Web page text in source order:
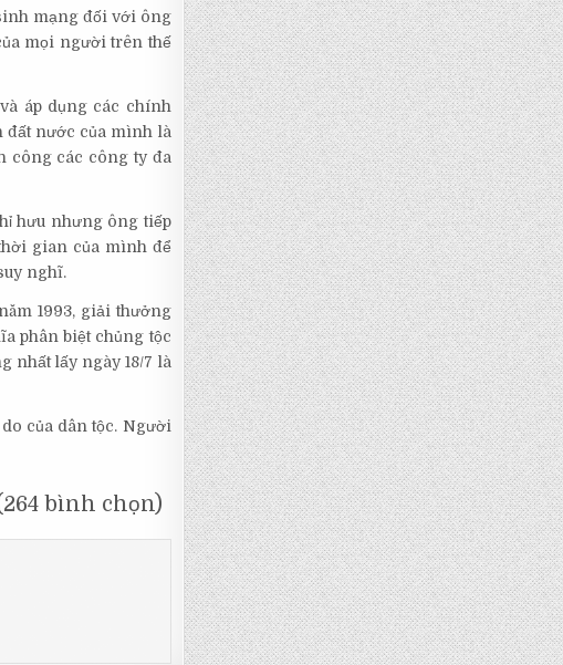
mạng đối với ông
mọi người trên thế
áp dụng các chính
đất nước của mình là
công các công ty đa
hưu nhưng ông tiếp
gian của mình để
nghĩ.
1993, giải thưởng
phân biệt chủng tộc
nhất lấy ngày 18/7 là
của dân tộc. Người
bình chọn)